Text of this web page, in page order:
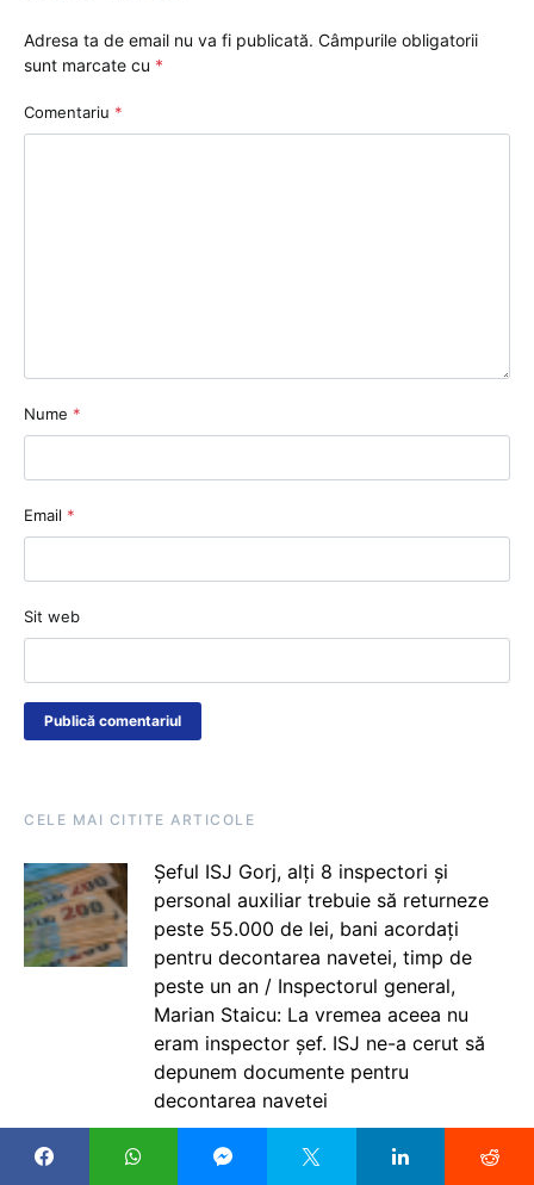
Adresa ta de email nu va fi publicată. Câmpurile obligatorii
sunt marcate cu *
Comentariu *
Nume *
Email *
Sit web
CELE MAI CITITE ARTICOLE
Șeful ISJ Gorj, alți 8 inspectori și
personal auxiliar trebuie să returneze
peste 55.000 de lei, bani acordați
pentru decontarea navetei, timp de
peste un an / Inspectorul general,
Marian Staicu: La vremea aceea nu
eram inspector șef. ISJ ne-a cerut să
depunem documente pentru
decontarea navetei
Noi comasări de clase și posturi, cu 3